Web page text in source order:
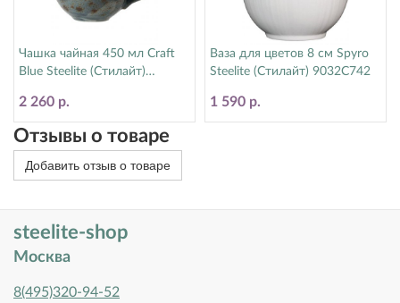
Чашка чайная 450 мл Craft
Blue Steelite (Стилайт)
2 260 р.
Ваза для цветов 8 см Spyro
Steelite (Стилайт) 9032C742
1 590 р.
Отзывы о товаре
Добавить отзыв о товаре
steelite-shop
Москва
8(495)320-94-52